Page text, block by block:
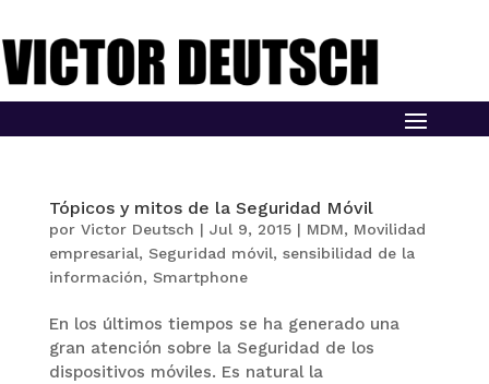
Tópicos y mitos de la Seguridad Móvil
por Victor Deutsch | Jul 9, 2015| MDM, Movilidad
empresarial, Seguridad móvil, sensibilidad de la
información, Smartphone
En los últimos tiempos se ha generado una
gran atención sobre la Seguridad de los
dispositivos móviles. Es natural la